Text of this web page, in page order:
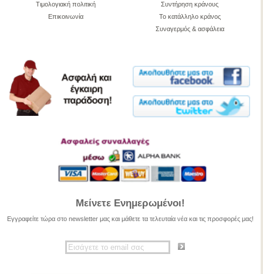
Τιμολογιακή πολιτική
Επικοινωνία
Συντήρηση κράνους
Το κατάλληλο κράνος
Συναγερμός & ασφάλεια
Μείνετε Ενημερωμένοι!
Εγγραφείτε τώρα στο newsletter μας και μάθετε τα τελευταία νέα και τις προσφορές μας!